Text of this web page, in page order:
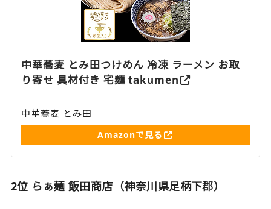
中華蕎麦 とみ田つけめん 冷凍 ラーメン お取
り寄せ 具材付き 宅麺 takumen
中華蕎麦 とみ田
Amazonで見る
2位 らぁ麺 飯田商店（神奈川県足柄下郡）